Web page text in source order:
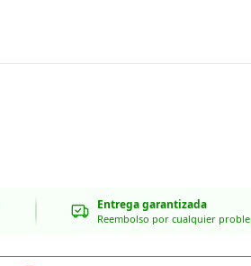
Entrega garantizada
Reembolso por cualquier